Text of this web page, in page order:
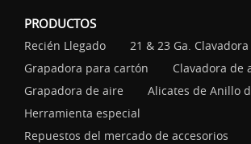
PRODUCTOS
Recién Llegado
21 & 23 Ga.
Grapadora para cartón
Clavadora de
Grapadora de aire
Alicates de Anillo
Herramienta especial
Repuestos del mercado de accesorios